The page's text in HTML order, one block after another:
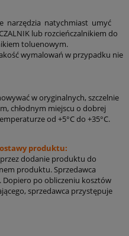
narzędzia natychmiast umyć
lub rozcieńczalnikiem do
toluenowym.
wymalowań w przypadku nie
w oryginalnych, szczelnie
chłodnym miejscu o dobrej
od +5°C do +35°C.
produktu:
dodanie produktu do
produktu. Sprzedawca
po obliczeniu kosztów
sprzedawca przystępuje